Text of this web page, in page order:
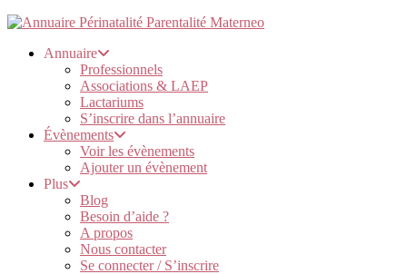
Annuaire
Professionnels
Associations & LAEP
Lactariums
S’inscrire dans l’annuaire
Évènements
Voir les évènements
Ajouter un évènement
Plus
Blog
Besoin d’aide ?
A propos
Nous contacter
Se connecter / S’inscrire